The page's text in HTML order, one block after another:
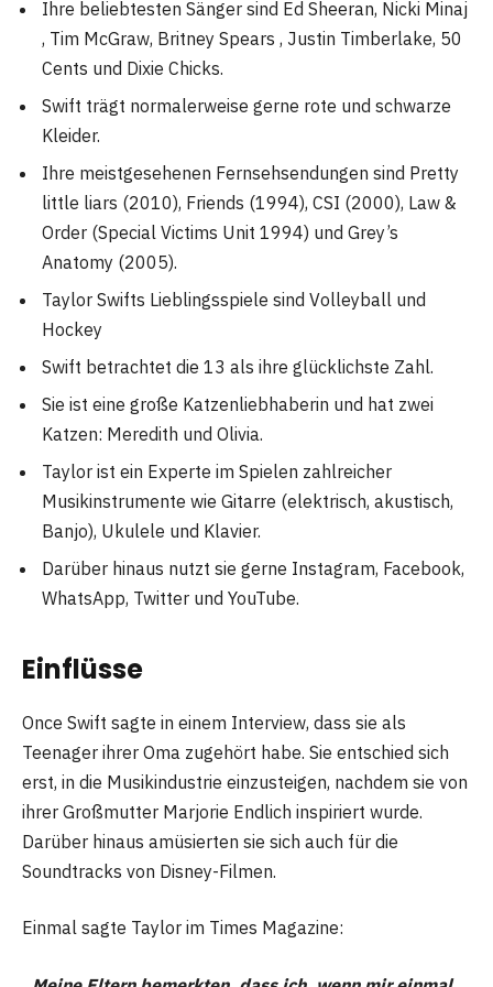
Ihre beliebtesten Sänger sind Ed Sheeran, Nicki Minaj
, Tim McGraw, Britney Spears , Justin Timberlake, 50
Cents und Dixie Chicks.
Swift trägt normalerweise gerne rote und schwarze
Kleider.
Ihre meistgesehenen Fernsehsendungen sind Pretty
little liars (2010), Friends (1994), CSI (2000), Law &
Order (Special Victims Unit 1994) und Grey’s
Anatomy (2005).
Taylor Swifts Lieblingsspiele sind Volleyball und
Hockey
Swift betrachtet die 13 als ihre glücklichste Zahl.
Sie ist eine große Katzenliebhaberin und hat zwei
Katzen: Meredith und Olivia.
Taylor ist ein Experte im Spielen zahlreicher
Musikinstrumente wie Gitarre (elektrisch, akustisch,
Banjo), Ukulele und Klavier.
Darüber hinaus nutzt sie gerne Instagram, Facebook,
WhatsApp, Twitter und YouTube.
Einflüsse
Once Swift sagte in einem Interview, dass sie als
Teenager ihrer Oma zugehört habe. Sie entschied sich
erst, in die Musikindustrie einzusteigen, nachdem sie von
ihrer Großmutter Marjorie Endlich inspiriert wurde.
Darüber hinaus amüsierten sie sich auch für die
Soundtracks von Disney-Filmen.
Einmal sagte Taylor im Times Magazine: